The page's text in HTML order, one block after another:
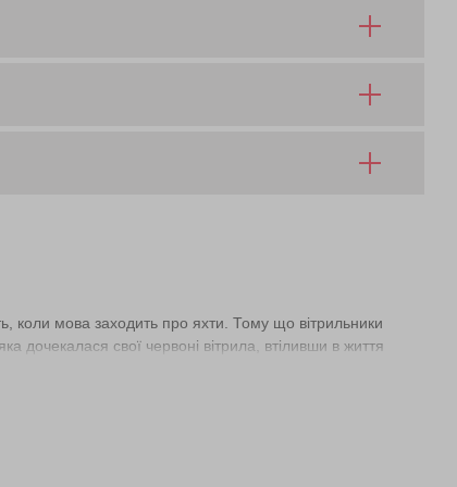
коли мова заходить про яхти. Тому що вітрильники
дочекалася свої червоні вітрила, втіливши в життя